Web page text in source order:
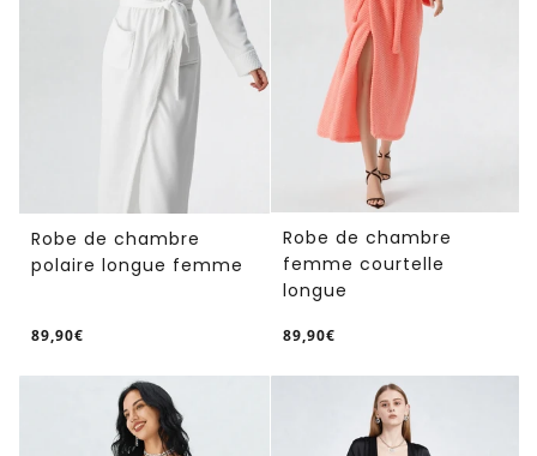
Robe de chambre
polaire longue femme
89,90€
normal
/
PRIX
Robe de chambre
femme courtelle
longue
89,90€
normal
/
PRIX